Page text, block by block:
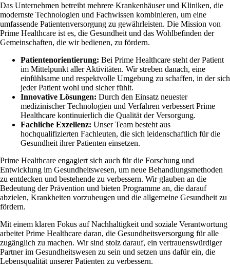
Das Unternehmen betreibt mehrere Krankenhäuser und Kliniken, die
modernste Technologien und Fachwissen kombinieren, um eine
umfassende Patientenversorgung zu gewährleisten. Die Mission von
Prime Healthcare ist es, die Gesundheit und das Wohlbefinden der
Gemeinschaften, die wir bedienen, zu fördern.
Patientenorientierung: Bei Prime Healthcare steht der Patient
im Mittelpunkt aller Aktivitäten. Wir streben danach, eine
einfühlsame und respektvolle Umgebung zu schaffen, in der sich
jeder Patient wohl und sicher fühlt.
Innovative Lösungen: Durch den Einsatz neuester
medizinischer Technologien und Verfahren verbessert Prime
Healthcare kontinuierlich die Qualität der Versorgung.
Fachliche Exzellenz: Unser Team besteht aus
hochqualifizierten Fachleuten, die sich leidenschaftlich für die
Gesundheit ihrer Patienten einsetzen.
Prime Healthcare engagiert sich auch für die Forschung und
Entwicklung im Gesundheitswesen, um neue Behandlungsmethoden
zu entdecken und bestehende zu verbessern. Wir glauben an die
Bedeutung der Prävention und bieten Programme an, die darauf
abzielen, Krankheiten vorzubeugen und die allgemeine Gesundheit zu
fördern.
Mit einem klaren Fokus auf Nachhaltigkeit und soziale Verantwortung
arbeitet Prime Healthcare daran, die Gesundheitsversorgung für alle
zugänglich zu machen. Wir sind stolz darauf, ein vertrauenswürdiger
Partner im Gesundheitswesen zu sein und setzen uns dafür ein, die
Lebensqualität unserer Patienten zu verbessern.